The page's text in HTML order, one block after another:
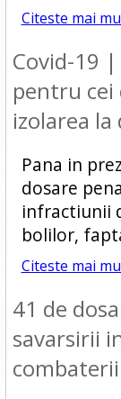
Citeste mai
Covid-19
pentru cei
izolarea
Pana in
dosare
infractiunii
bolilor,
Citeste mai
41 de
savarsirii